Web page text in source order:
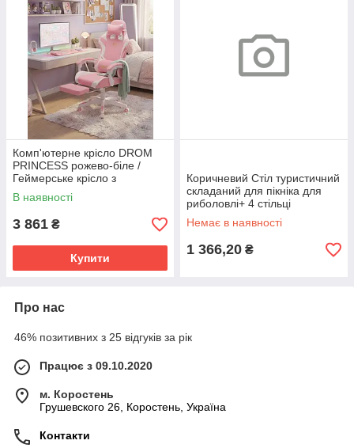
Комп'ютерне крісло DROM
PRINCESS рожево-біле /
Геймерське крісло з
підставкою для ніг
В наявності
3 861 ₴
Купити
Коричневий Стіл туристичний
складаний для пікніка для
риболовлі+ 4 стільці
120*60*70 Folding Table
Немає в наявності
1 366,20 ₴
Про нас
46% позитивних з 25 відгуків за рік
Працює з 09.10.2020
м. Коростень
Грушевского 26, Коростень, Україна
Контакти